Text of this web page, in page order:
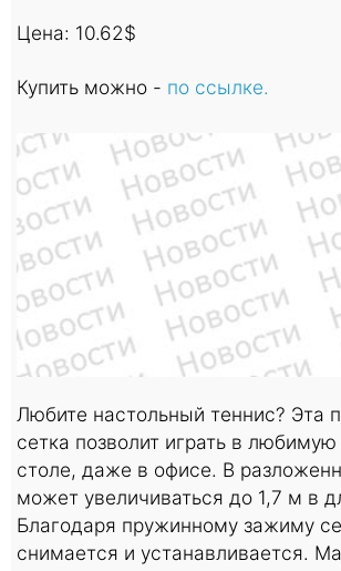
Цена: 10.62$
Купить можно - по ссылке.
Любите настольный теннис? Эта
сетка позволит играть в
столе, даже в офисе. В
может увеличиваться до 1,7 м в
Благодаря пружинному зажиму
снимается и устанавливается.